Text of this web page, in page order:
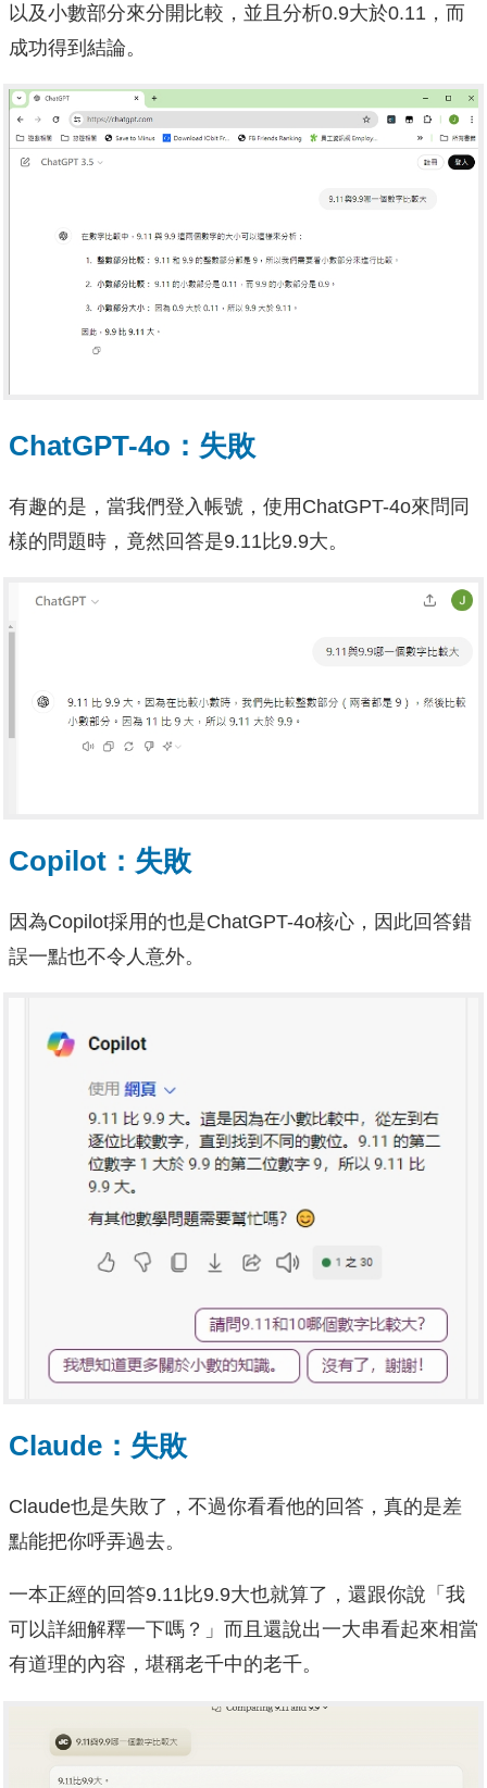
以及小數部分來分開比較，並且分析0.9大於0.11，而
成功得到結論。
ChatGPT-4o：失敗
有趣的是，當我們登入帳號，使用ChatGPT-4o來問同
樣的問題時，竟然回答是9.11比9.9大。
Copilot：失敗
因為Copilot採用的也是ChatGPT-4o核心，因此回答錯
誤一點也不令人意外。
Claude：失敗
Claude也是失敗了，不過你看看他的回答，真的是差
點能把你呼弄過去。
一本正經的回答9.11比9.9大也就算了，還跟你說「我
可以詳細解釋一下嗎？」而且還說出一大串看起來相當
有道理的內容，堪稱老千中的老千。